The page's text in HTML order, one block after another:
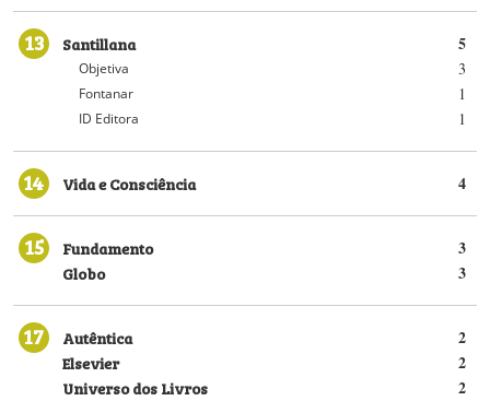
13 5
Santillana
3
Objetiva
1
Fontanar
1
ID Editora
14 4
Vida e Consciência
15 3
Fundamento
3
Globo
17 2
Autêntica
2
Elsevier
2
Universo dos Livros